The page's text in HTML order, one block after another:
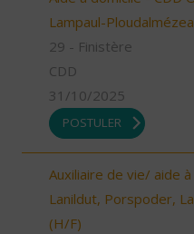
Lampaul-
29 - Finistère
CDD
31/10/2025
POSTULER
Auxiliaire de vie/ aide
Lanildut, Porspoder,
(H/F)